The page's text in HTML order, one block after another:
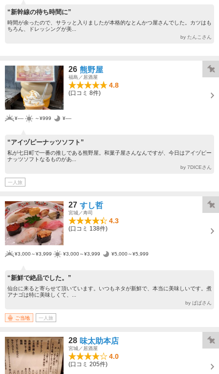
“新幹線の待ち時間に”
時間が余ったので、サラッと入りましたが本格的なとんかつ屋さんでした。カツはも
ちろん、ドレッシングが美...
by たんこさん
26 熊野屋
福島／居酒屋
4.8
(口コミ 8件)
¥---- ～¥999 ¥----
“アイヅピーナッツソフト”
私が七日町で一番の推しである熊野屋。和菓子屋さんなんですが、今日はアイヅピー
ナッツソフトなるものがあ...
by 7DICEさん
一人旅
27 すし哲
宮城／寿司
4.3
(口コミ 138件)
¥3,000～¥3,999 ¥3,000～¥3,999 ¥5,000～¥5,999
“新鮮で絶品でした。”
仙台に来ると寄らせて頂いています。いつもネタが新鮮で、本当に美味しいです。煮
アナゴは特に美味しくて、...
by ぱぱさん
ご当地 一人旅
28 味太助本店
宮城／居酒屋
4.0
(口コミ 205件)